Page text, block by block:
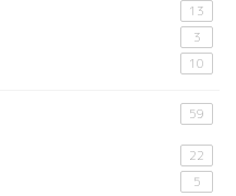
13
3
10
59
22
5